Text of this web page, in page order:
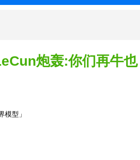
炮轰:你们再牛也
型」